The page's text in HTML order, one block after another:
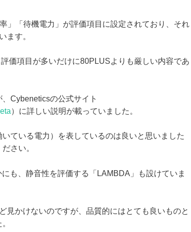
」「待機電力」が評価項目に設定されており、それ
ます。
価項目が多いだけに80PLUSよりも厳しい内容であ
Cybeneticsの公式サイト
）に詳しい説明が載っていました。
ている電力）を表しているのは良いと思いました
さい。
も、静音性を評価する「LAMBDA」も設けていま
見かけないのですが、品質的にはとても良いものと